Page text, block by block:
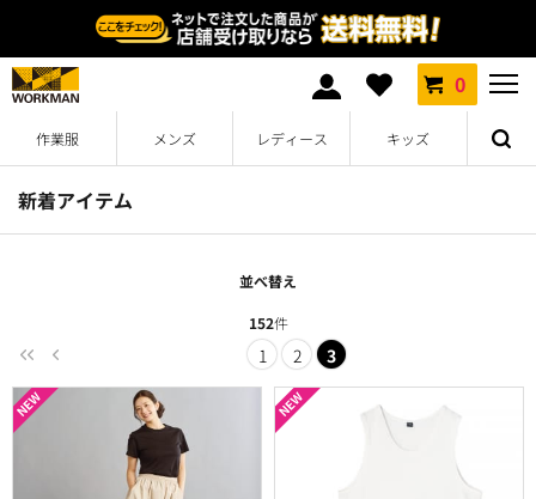
0
作業服 メンズ レディース キッズ
新着アイテム
並べ替え
152件
1 2 3